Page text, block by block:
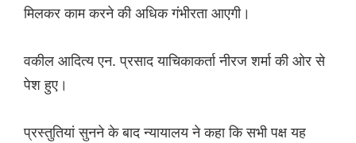
मिलकर काम करने की अधिक गंभीरता आएगी।
वकील आदित्य एन. प्रसाद याचिकाकर्ता नीरज शर्मा की ओर से
पेश हुए।
प्रस्तुतियां सुनने के बाद न्यायालय ने कहा कि सभी पक्ष यह